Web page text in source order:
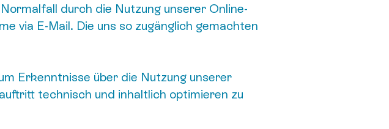
durch die Nutzung unserer Online-
via E-Mail. Die uns so zugänglich gemachten
Erkenntnisse über die Nutzung unserer
technisch und inhaltlich optimieren zu